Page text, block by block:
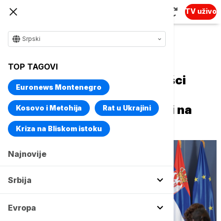
TV uživo
Srpski
TOP TAGOVI
Euronews Montenegro
Kosovo i Metohija Rat u Ukrajini
Kriza na Bliskom istoku
Najnovije
Srbija
Evropa
Dačić zahvalio Gani na podršci
teritorijalnom integritetu i
suverenitetu Srbije: Ponosni na
prijateljske veze